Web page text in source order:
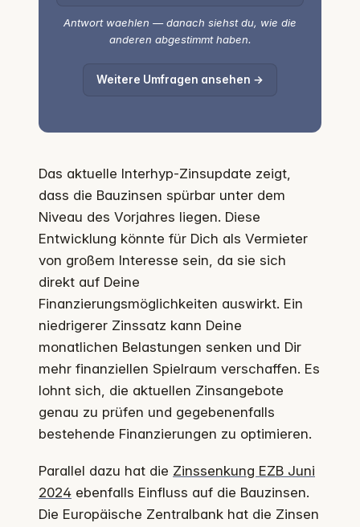
Antwort waehlen — danach siehst du, wie die
anderen abgestimmt haben.
Weitere Umfragen ansehen →
Das aktuelle Interhyp-Zinsupdate zeigt,
dass die Bauzinsen spürbar unter dem
Niveau des Vorjahres liegen. Diese
Entwicklung könnte für Dich als Vermieter
von großem Interesse sein, da sie sich
direkt auf Deine
Finanzierungsmöglichkeiten auswirkt. Ein
niedrigerer Zinssatz kann Deine
monatlichen Belastungen senken und Dir
mehr finanziellen Spielraum verschaffen. Es
lohnt sich, die aktuellen Zinsangebote
genau zu prüfen und gegebenenfalls
bestehende Finanzierungen zu optimieren.
Parallel dazu hat die Zinssenkung EZB Juni
2024 ebenfalls Einfluss auf die Bauzinsen.
Die Europäische Zentralbank hat die Zinsen